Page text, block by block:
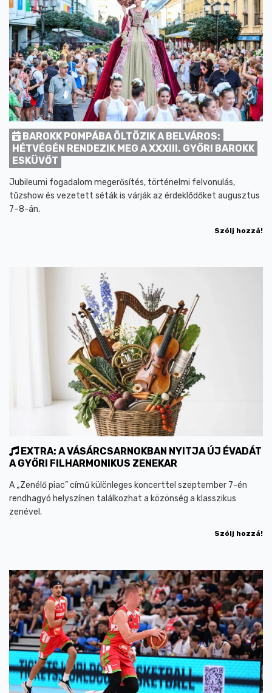
BAROKK POMPÁBA ÖLTÖZIK A BELVÁROS:
HÉTVÉGÉN RENDEZIK MEG A XXXIII. GYŐRI BAROKK
ESKÜVŐT
Jubileumi fogadalom megerősítés, történelmi felvonulás,
tűzshow és vezetett séták is várják az érdeklődőket augusztus
7–8-án.
Szólj hozzá!
EXTRA: A VÁSÁRCSARNOKBAN NYITJA ÚJ ÉVADÁT
A GYŐRI FILHARMONIKUS ZENEKAR
A „Zenélő piac” című különleges koncerttel szeptember 7-én
rendhagyó helyszínen találkozhat a közönség a klasszikus
zenével.
Szólj hozzá!